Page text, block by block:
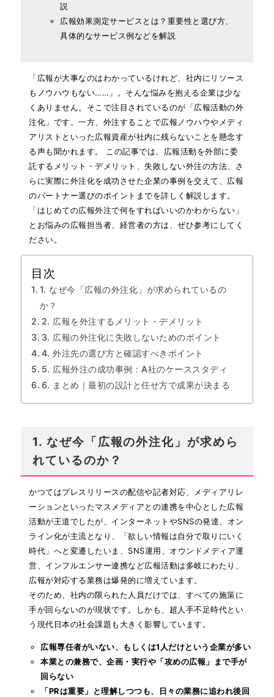
説
広報効果測定サービスとは？重要性と選び方、
具体的なサービス例などを解説
「広報が大事なのはわかっているけれど、社内にリソース
もノウハウもない……」。そんな悩みを抱える企業は少な
くありません。そこで注目されているのが「広報活動の外
注化」です。一方、外注することで広報ノウハウやメディ
アリストといった広報資産が社内に残らないことを懸念す
る声も聞かれます。 この記事では、広報活動を外部に委
託するメリット・デメリット、失敗しない外注の方法、さ
らに実際に外注化を成功させた企業の事例を交えて、広報
のパートナー選びのポイントまでを詳しく解説します。
「はじめての広報外注で何をすればいいのかわからない」
とお悩みの広報担当者、経営者の方は、ぜひ参考にしてく
ださい。
目次
1. なぜ今「広報の外注化」が求められているの
か？
2. 広報を外注するメリット・デメリット
3. 広報の外注化に失敗しないためのポイント
4. 外注先の選び方と確認すべきポイント
5. 広報外注の成功事例：A社のケーススタディ
6. まとめ｜最初の設計と任せ方で成果が決まる
1. なぜ今「広報の外注化」が求めら
れているのか？
かつてはプレスリリースの配信や記者対応、メディアリレ
ーションといったマスメディアとの連携を中心とした広報
活動が王道でしたが、インターネットやSNSの発達、オン
ライン化が主流となり、「欲しい情報は自分で取りにいく
時代」へと変遷したいま、SNS運用、オウンドメディア運
営、インフルエンサー連携など広報活動は多岐にわたり、
広報が対応する業務は爆発的に増えています。
そのため、社内の限られた人員だけでは、すべての施策に
手が回らないのが現状です。しかも、超人手不足時代とい
う現代日本の社会課題も大きく影響しています。
広報専任者がいない、もしくは1人だけという企業が多い
本業との兼務で、企画・実行や「攻めの広報」まで手が
回らない
「PRは重要」と理解しつつも、日々の業務に追われ後回